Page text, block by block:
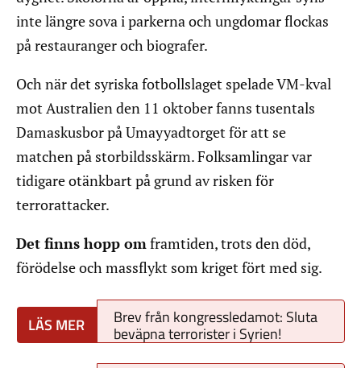
inte längre sova i parkerna och ungdomar flockas
på restauranger och biografer.
Och när det syriska fotbollslaget spelade VM-kval
mot Australien den 11 oktober fanns tusentals
Damaskusbor på Umayyadtorget för att se
matchen på storbildsskärm. Folksamlingar var
tidigare otänkbart på grund av risken för
terrorattacker.
Det finns hopp omframtiden, trots den död,
förödelse och massflykt som kriget fört med sig.
Brev från kongressledamot: Sluta
beväpna terrorister i Syrien!